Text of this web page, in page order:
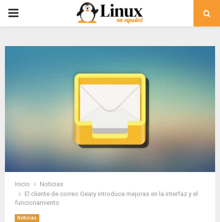
PRIMARY
Inicio
Noticias
El cliente de correo Geary introduce mejoras en la interfaz y el
funcionamiento
Noticias